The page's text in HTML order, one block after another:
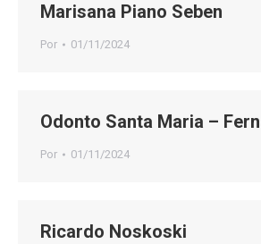
Marisana Piano Seben
Por 01/11/2024
Odonto Santa Maria –
Por 01/11/2024
Ricardo Noskoski